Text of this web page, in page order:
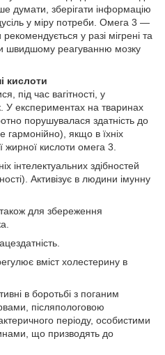
думати, зберігати інформацію
у міру потреби. Омега 3 —
у разі мігрені та
швидшому реагуванню мозку
кислоти
під час вагітності, у
У експериментах на тваринах
порушувалася здатність до
гармонійно), якщо в їхніх
жирної кислоти омега 3.
здібностей
Активізує в людини імунну
для збереження
вміст холестерину в
в боротьбі з поганим
післяпологовою
періоду, особистими
що призводять до